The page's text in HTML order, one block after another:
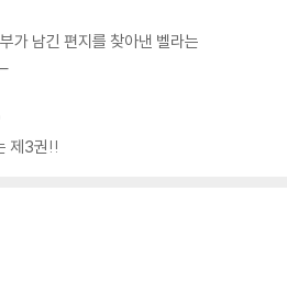
가 남긴 편지를 찾아낸 벨라는
제3권!!